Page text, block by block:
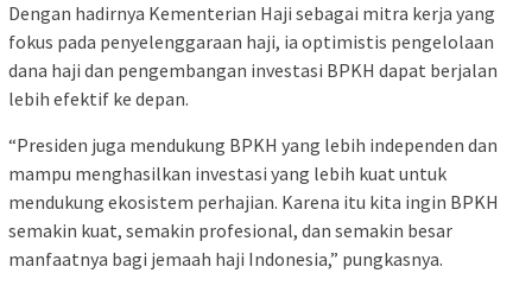
Dengan hadirnya Kementerian Haji sebagai mitra kerja yang
fokus pada penyelenggaraan haji, ia optimistis pengelolaan
dana haji dan pengembangan investasi BPKH dapat berjalan
lebih efektif ke depan.
“Presiden juga mendukung BPKH yang lebih independen dan
mampu menghasilkan investasi yang lebih kuat untuk
mendukung ekosistem perhajian. Karena itu kita ingin BPKH
semakin kuat, semakin profesional, dan semakin besar
manfaatnya bagi jemaah haji Indonesia,” pungkasnya.